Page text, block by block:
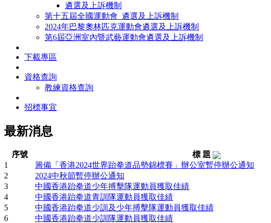
遴選及上訴機制
第十五屆全國運動會_遴選及上訴機制
2024年巴黎奧林匹克運動會遴選及上訴機制
第6屆亞洲室內暨武藝運動會遴選及上訴機制
下載專區
資格查詢
教練資格查詢
招標事宜
最新消息
序號 標 題
1
籌備「香港2024世界跆拳道品勢錦標賽」辦公室暫停辦公通知
2
2024中秋節暫停辦公通知
3
中國香港跆拳道少年搏擊隊運動員獲取佳績
4
中國香港跆拳道青訓隊運動員獲取佳績
5
中國香港跆拳道少訓及少年搏擊隊運動員獲取佳績
6
中國香港跆拳道少訓隊運動員獲取佳績